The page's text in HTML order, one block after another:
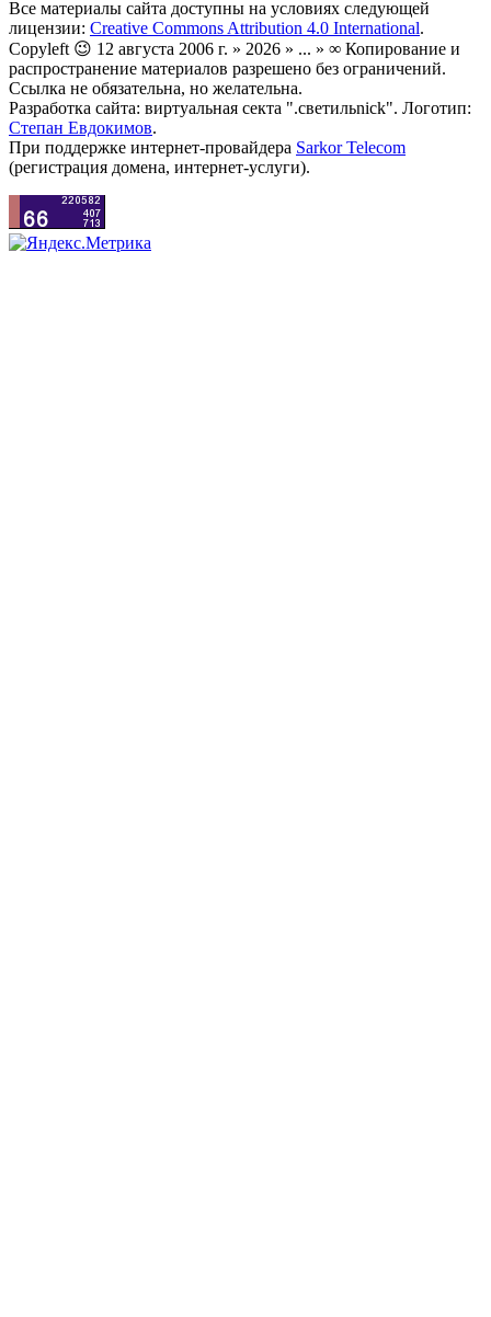
Все материалы сайта доступны на условиях следующей
лицензии: Creative Commons Attribution 4.0 International.
Copyleft 😉 12 августа 2006 г. » 2026 » ... » ∞ Копирование и
распространение материалов разрешено без ограничений.
Ссылка не обязательна, но желательна.
Разработка сайта: виртуальная секта ".светильnick". Логотип:
Степан Евдокимов.
При поддержке интернет-провайдера Sarkor Telecom
(регистрация домена, интернет-услуги).